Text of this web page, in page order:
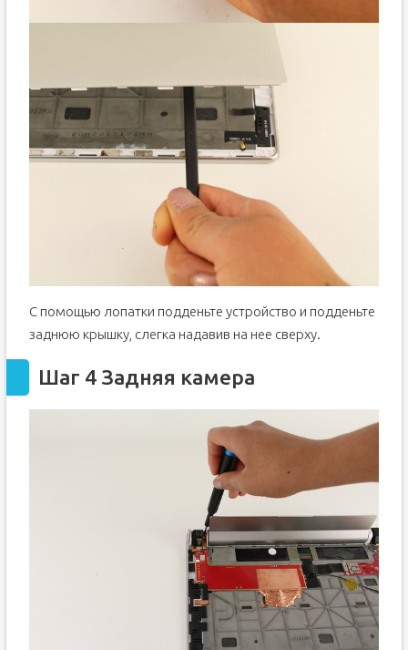
С помощью лопатки подденьте устройство и подденьте
заднюю крышку, слегка надавив на нее сверху.
Шаг 4 Задняя камера